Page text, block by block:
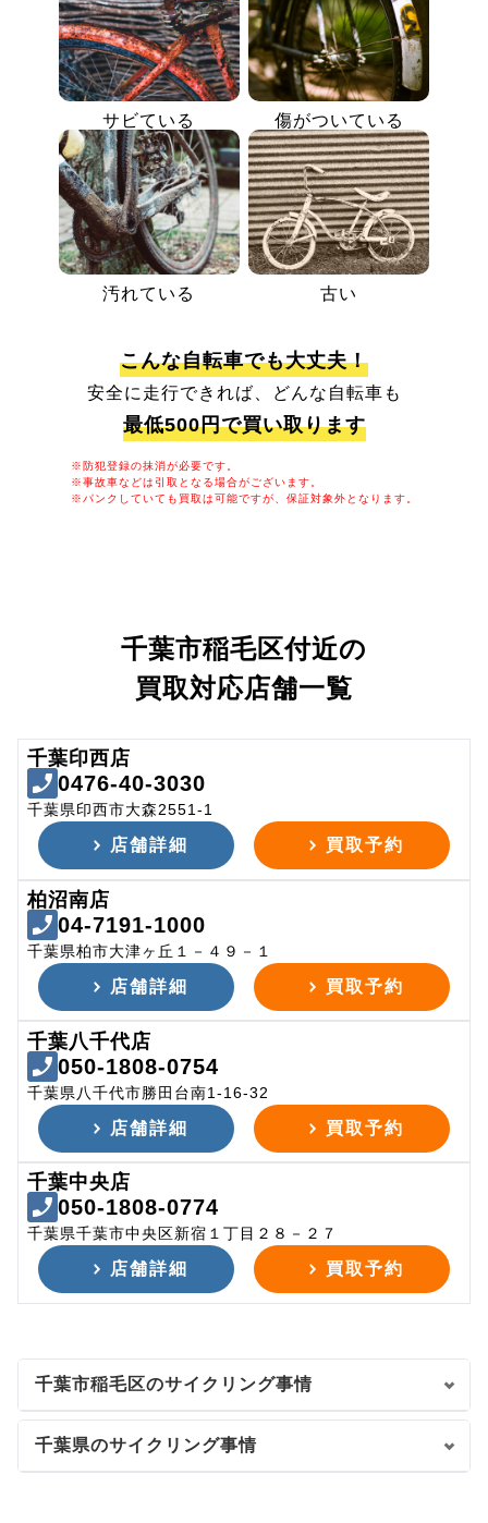
サビている 傷がついている
汚れている 古い
こんな自転車でも大丈夫！
安全に走行できれば、どんな自転車も
最低500円で買い取ります
※防犯登録の抹消が必要です。
※事故車などは引取となる場合がございます。
※パンクしていても買取は可能ですが、保証対象外となります。
千葉市稲毛区付近の
買取対応店舗一覧
千葉印西店
0476-40-3030
千葉県印西市大森2551-1
店舗詳細 買取予約
柏沼南店
04-7191-1000
千葉県柏市大津ヶ丘１－４９－１
店舗詳細 買取予約
千葉八千代店
050-1808-0754
千葉県八千代市勝田台南1-16-32
店舗詳細 買取予約
千葉中央店
050-1808-0774
千葉県千葉市中央区新宿１丁目２８－２７
店舗詳細 買取予約
千葉市稲毛区のサイクリング事情
千葉県のサイクリング事情